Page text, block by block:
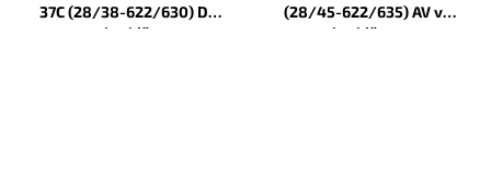
37C (28/38-622/630) DV
v krabičce
(28/45-622/635) AV v
krabičce